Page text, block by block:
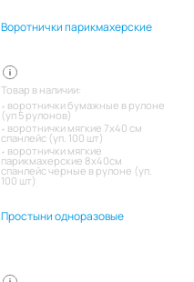
Воротнички парикмахерские
Товар в наличии:
воротнички бумажные в рулоне
(уп 5 рулонов)
воротнички мягкие 7х40 см
спанлейс (уп. 100 шт)
воротнички мягкие
парикмахерские 8х40см
спанлейс черные в рулоне (уп.
100 шт)
Простыни одноразовые